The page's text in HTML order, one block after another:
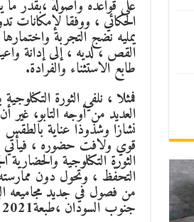
على قواعده وأصوله ،بقدر ما
الحكائي ، ووفقا لإمكانات
يمليه نضج التجربة
القص ، لديه ، إلى إدانة
طابع الاستثناء والفرادة.
فمثلا ، نلفي الثورة
العديد من أوجه التابو،
نشازا وشذوذا عناية
قوي ولافت حضوره ، فيأتي
الثورة التكنلوجية
التحفّظ ، وتحول دون
من فصول في جديد مجاميعه
جنوب السودان ،طبعة2021 ،كما في قصة ” بويضة عصية “، بحيث يقول: